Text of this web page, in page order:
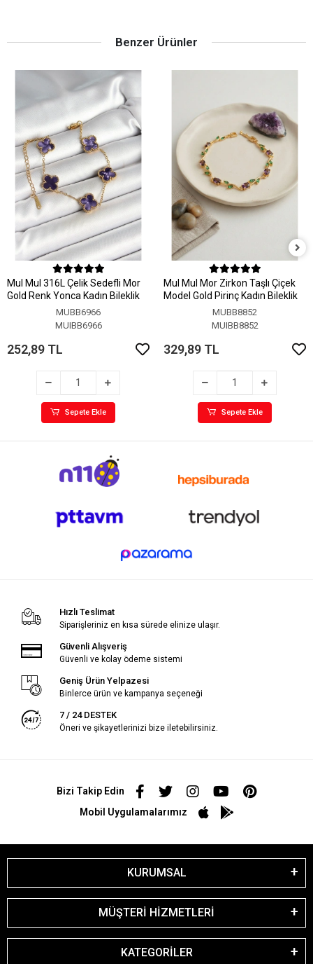
Benzer Ürünler
MuI MuI 316L Çelik Sedefli Mor
Gold Renk Yonca Kadın Bileklik
MUBB6966
MUIBB6966
252,89 TL
Sepete Ekle
MuI MuI Mor Zirkon Taşlı Çiçek
Model Gold Pirinç Kadın Bileklik
MUBB8852
MUIBB8852
329,89 TL
Sepete Ekle
Hızlı Teslimat
Siparişleriniz en kısa sürede elinize ulaşır.
Güvenli Alışveriş
Güvenli ve kolay ödeme sistemi
Geniş Ürün Yelpazesi
Binlerce ürün ve kampanya seçeneği
7 / 24 DESTEK
Öneri ve şikayetlerinizi bize iletebilirsiniz.
Bizi Takip Edin
Mobil Uygulamalarımız
KURUMSAL
MÜŞTERİ HİZMETLERİ
KATEGORİLER